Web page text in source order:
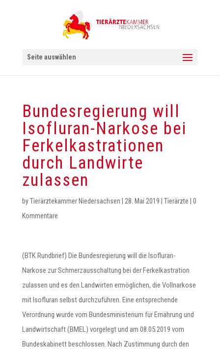
Seite auswählen
Bundesregierung will
Isofluran-Narkose bei
Ferkelkastrationen
durch Landwirte
zulassen
byTierärztekammer Niedersachsen 28. Mai 2019 Tierärzte
0
Kommentare
(BTK Rundbrief) Die Bundesregierung will die Isofluran-
Narkose zur Schmerzausschaltung bei der Ferkelkastration
zulassen und es den Landwirten ermöglichen, die Vollnarkose
mit Isofluran selbst durchzuführen. Eine entsprechende
Verordnung wurde vom Bundesministerium für Ernährung und
Landwirtschaft (BMEL) vorgelegt und am 08.05.2019 vom
Bundeskabinett beschlossen. Nach Zustimmung durch den